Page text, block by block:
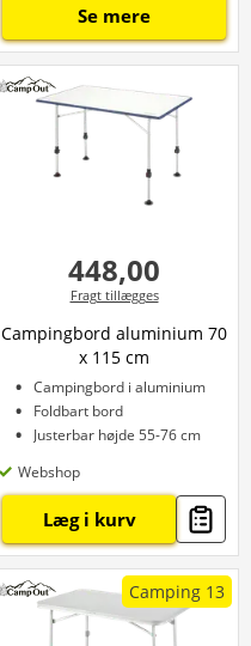
Se mere
448,00
Fragt tillægges
Campingbord aluminium 70
x 115 cm
Campingbord i aluminium
Foldbart bord
Justerbar højde 55-76 cm
Webshop
Læg i kurv
Camping 13